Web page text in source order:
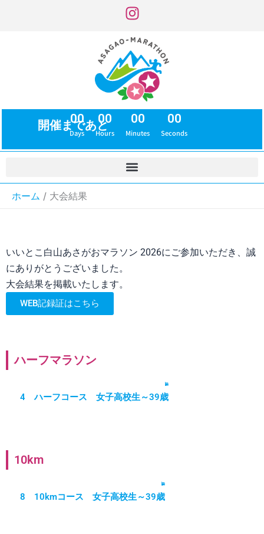
開催まであと
00
Days
00
Hours
00
Minutes
00
Seconds
ホーム 大会結果
いいとこ白山あさがおマラソン 2026にご参加いただき、誠
にありがとうございました。
大会結果を掲載いたします。
WEB記録証はこちら
ハーフマラソン
2 ハーフコース 男子高校生～39歳
3 ハーフコース 女子40歳以上
4 ハーフコース 女子高校生～39歳
10km
6 10kmコース 男子高校生～39歳
7 10kmコース 女子40歳以上
8 10kmコース 女子高校生～39歳